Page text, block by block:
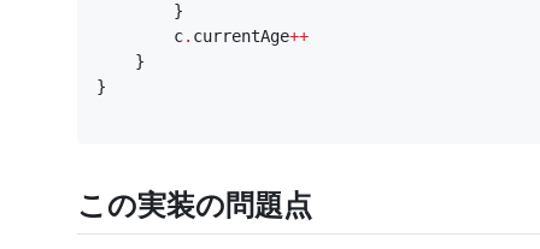
}
c. currentAge++
}
}
この実装の問題点